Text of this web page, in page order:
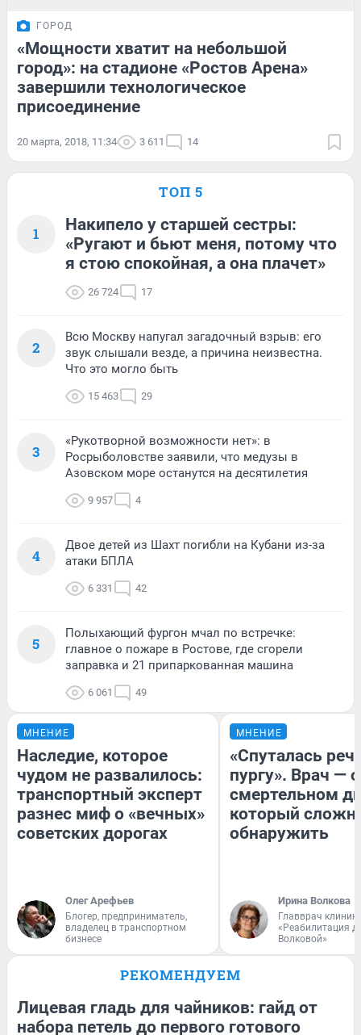
ГОРОД
«Мощности хватит на небольшой
город»: на стадионе «Ростов Арена»
завершили технологическое
присоединение
20 марта, 2018, 11:34 3 611 14
ТОП 5
1
Накипело у старшей сестры:
«Ругают и бьют меня, потому что
я стою спокойная, а она плачет»
26 724 17
2
Всю Москву напугал загадочный взрыв: его
звук слышали везде, а причина неизвестна.
Что это могло быть
15 463 29
3
«Рукотворной возможности нет»: в
Росрыболовстве заявили, что медузы в
Азовском море останутся на десятилетия
9 957 4
4
Двое детей из Шахт погибли на Кубани из-за
атаки БПЛА
6 331 42
5
Полыхающий фургон мчал по встречке:
главное о пожаре в Ростове, где сгорели
заправка и 21 припаркованная машина
6 061 49
МНЕНИЕ
Наследие, которое
чудом не развалилось:
транспортный эксперт
разнес миф о «вечных»
советских дорогах
Олег Арефьев
Блогер, предприниматель,
владелец в транспортном
бизнесе
МНЕНИЕ
«Спуталась
пургу». Врач — о
смертельном
который
обнаружить
Ирина Волкова
Главврач
«Реабилитация
Волковой»
РЕКОМЕНДУЕМ
Лицевая гладь для чайников: гайд от
набора петель до первого готового